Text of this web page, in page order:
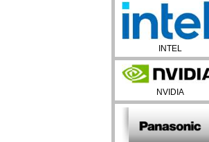
INTEL
NVIDIA